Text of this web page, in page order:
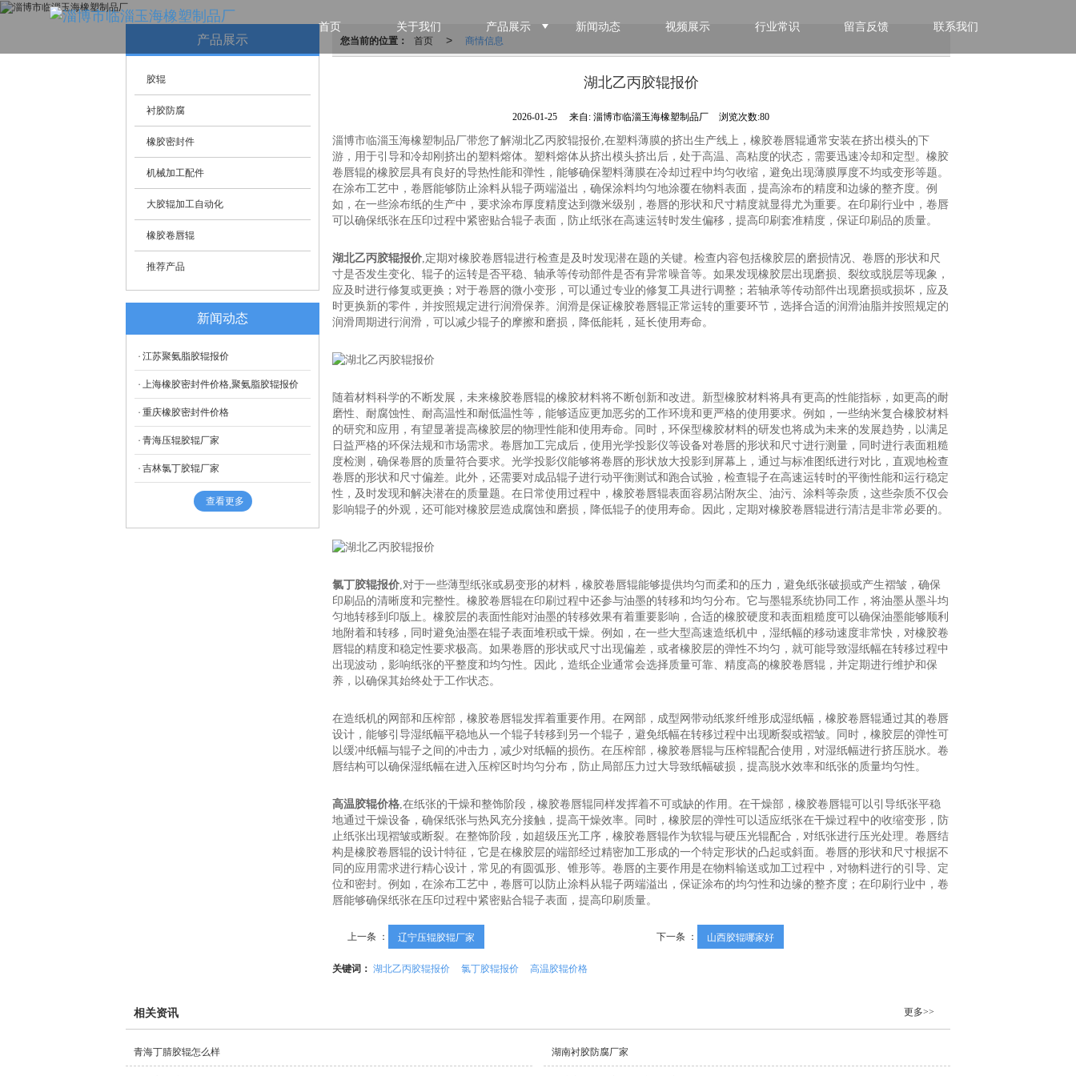
首页 关于我们 产品展示 新闻动态 视频展示 行业常识 留言反馈 联系我们
您当前的位置： 首页 > 商情信息
湖北乙丙胶辊报价
2026-01-25 来自:淄博市临淄玉海橡塑制品厂 浏览次数:80
淄博市临淄玉海橡塑制品厂带您了解湖北乙丙胶辊报价,在塑料薄膜的挤出生产线上，橡胶卷唇辊通常安装在挤出模头的下
游，用于引导和冷却刚挤出的塑料熔体。塑料熔体从挤出模头挤出后，处于高温、高粘度的状态，需要迅速冷却和定型。橡胶
卷唇辊的橡胶层具有良好的导热性能和弹性，能够确保塑料薄膜在冷却过程中均匀收缩，避免出现薄膜厚度不均或变形等题。
在涂布工艺中，卷唇能够防止涂料从辊子两端溢出，确保涂料均匀地涂覆在物料表面，提高涂布的精度和边缘的整齐度。例
如，在一些涂布纸的生产中，要求涂布厚度精度达到微米级别，卷唇的形状和尺寸精度就显得尤为重要。在印刷行业中，卷唇
可以确保纸张在压印过程中紧密贴合辊子表面，防止纸张在高速运转时发生偏移，提高印刷套准精度，保证印刷品的质量。
湖北乙丙胶辊报价,定期对橡胶卷唇辊进行检查是及时发现潜在题的关键。检查内容包括橡胶层的磨损情况、卷唇的形状和尺
寸是否发生变化、辊子的运转是否平稳、轴承等传动部件是否有异常噪音等。如果发现橡胶层出现磨损、裂纹或脱层等现象，
应及时进行修复或更换；对于卷唇的微小变形，可以通过专业的修复工具进行调整；若轴承等传动部件出现磨损或损坏，应及
时更换新的零件，并按照规定进行润滑保养。润滑是保证橡胶卷唇辊正常运转的重要环节，选择合适的润滑油脂并按照规定的
润滑周期进行润滑，可以减少辊子的摩擦和磨损，降低能耗，延长使用寿命。
随着材料科学的不断发展，未来橡胶卷唇辊的橡胶材料将不断创新和改进。新型橡胶材料将具有更高的性能指标，如更高的耐
磨性、耐腐蚀性、耐高温性和耐低温性等，能够适应更加恶劣的工作环境和更严格的使用要求。例如，一些纳米复合橡胶材料
的研究和应用，有望显著提高橡胶层的物理性能和使用寿命。同时，环保型橡胶材料的研发也将成为未来的发展趋势，以满足
日益严格的环保法规和市场需求。卷唇加工完成后，使用光学投影仪等设备对卷唇的形状和尺寸进行测量，同时进行表面粗糙
度检测，确保卷唇的质量符合要求。光学投影仪能够将卷唇的形状放大投影到屏幕上，通过与标准图纸进行对比，直观地检查
卷唇的形状和尺寸偏差。此外，还需要对成品辊子进行动平衡测试和跑合试验，检查辊子在高速运转时的平衡性能和运行稳定
性，及时发现和解决潜在的质量题。在日常使用过程中，橡胶卷唇辊表面容易沾附灰尘、油污、涂料等杂质，这些杂质不仅会
影响辊子的外观，还可能对橡胶层造成腐蚀和磨损，降低辊子的使用寿命。因此，定期对橡胶卷唇辊进行清洁是非常必要的。
氯丁胶辊报价,对于一些薄型纸张或易变形的材料，橡胶卷唇辊能够提供均匀而柔和的压力，避免纸张破损或产生褶皱，确保
印刷品的清晰度和完整性。橡胶卷唇辊在印刷过程中还参与油墨的转移和均匀分布。它与墨辊系统协同工作，将油墨从墨斗均
匀地转移到印版上。橡胶层的表面性能对油墨的转移效果有着重要影响，合适的橡胶硬度和表面粗糙度可以确保油墨能够顺利
地附着和转移，同时避免油墨在辊子表面堆积或干燥。例如，在一些大型高速造纸机中，湿纸幅的移动速度非常快，对橡胶卷
唇辊的精度和稳定性要求极高。如果卷唇的形状或尺寸出现偏差，或者橡胶层的弹性不均匀，就可能导致湿纸幅在转移过程中
出现波动，影响纸张的平整度和均匀性。因此，造纸企业通常会选择质量可靠、精度高的橡胶卷唇辊，并定期进行维护和保
养，以确保其始终处于工作状态。
在造纸机的网部和压榨部，橡胶卷唇辊发挥着重要作用。在网部，成型网带动纸浆纤维形成湿纸幅，橡胶卷唇辊通过其的卷唇
设计，能够引导湿纸幅平稳地从一个辊子转移到另一个辊子，避免纸幅在转移过程中出现断裂或褶皱。同时，橡胶层的弹性可
以缓冲纸幅与辊子之间的冲击力，减少对纸幅的损伤。在压榨部，橡胶卷唇辊与压榨辊配合使用，对湿纸幅进行挤压脱水。卷
唇结构可以确保湿纸幅在进入压榨区时均匀分布，防止局部压力过大导致纸幅破损，提高脱水效率和纸张的质量均匀性。
高温胶辊价格,在纸张的干燥和整饰阶段，橡胶卷唇辊同样发挥着不可或缺的作用。在干燥部，橡胶卷唇辊可以引导纸张平稳
地通过干燥设备，确保纸张与热风充分接触，提高干燥效率。同时，橡胶层的弹性可以适应纸张在干燥过程中的收缩变形，防
止纸张出现褶皱或断裂。在整饰阶段，如超级压光工序，橡胶卷唇辊作为软辊与硬压光辊配合，对纸张进行压光处理。卷唇结
构是橡胶卷唇辊的设计特征，它是在橡胶层的端部经过精密加工形成的一个特定形状的凸起或斜面。卷唇的形状和尺寸根据不
同的应用需求进行精心设计，常见的有圆弧形、锥形等。卷唇的主要作用是在物料输送或加工过程中，对物料进行的引导、定
位和密封。例如，在涂布工艺中，卷唇可以防止涂料从辊子两端溢出，保证涂布的均匀性和边缘的整齐度；在印刷行业中，卷
唇能够确保纸张在压印过程中紧密贴合辊子表面，提高印刷质量。
上一条 ： 辽宁压辊胶辊厂家 下一条 ： 山西胶辊哪家好
关键词： 湖北乙丙胶辊报价 氯丁胶辊报价 高温胶辊价格
产品展示
胶辊
衬胶防腐
橡胶密封件
机械加工配件
大胶辊加工自动化
橡胶卷唇辊
推荐产品
新闻动态
江苏聚氨脂胶辊报价
上海橡胶密封件价格,聚氨脂胶辊报价
重庆橡胶密封件价格
青海压辊胶辊厂家
吉林氯丁胶辊厂家
查看更多
相关资讯 更多>>
青海丁腈胶辊怎么样 湖南衬胶防腐厂家